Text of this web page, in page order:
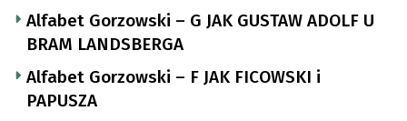
Alfabet Gorzowski – G JAK GUSTAW ADOLF U
BRAM LANDSBERGA
Alfabet Gorzowski – F JAK FICOWSKI i
PAPUSZA